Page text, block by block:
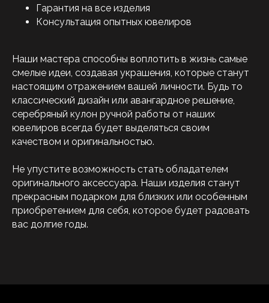
Гарантия на все изделия
Консультация опытных ювелиров
Наши мастера способны воплотить в жизнь самые
смелые идеи, создавая украшения, которые станут
настоящим отражением вашей личности. Будь то
классический дизайн или авангардное решение,
серебряный кулон ручной работы от наших
ювелиров всегда будет выделяться своим
качеством и оригинальностью.
Не упустите возможность стать обладателем
оригинального аксессуара. Наши изделия станут
прекрасным подарком для близких или особенным
приобретением для себя, которое будет радовать
вас долгие годы.